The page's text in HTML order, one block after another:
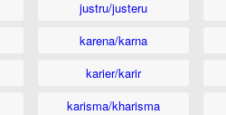
justru/justeru
karena/karna
karier/karir
karisma/kharisma